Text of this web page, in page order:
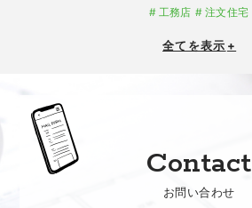
工務店
注文住宅
全てを表示 +
Contact
お問い合わせ